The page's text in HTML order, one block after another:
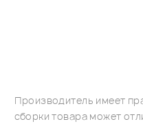
Производитель имеет
сборки товара может